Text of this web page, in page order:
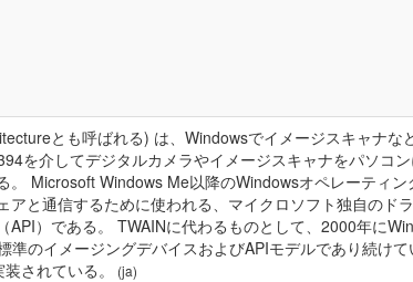
とも呼ばれる) は、Windowsでイメージスキャナな
を介してデジタルカメラやイメージスキャナをパソコ
Microsoft Windows Me以降のWindowsオペレーティン
と通信するために使われる、マイクロソフト独自のド
）である。 TWAINに代わるものとして、2000年に
のイメージングデバイスおよびAPIモデルであり続けて
されている。
(ja)